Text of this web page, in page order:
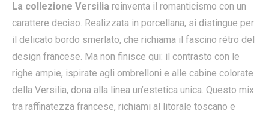
La collezione Versilia reinventa il romanticismo con un
carattere deciso. Realizzata in porcellana, si distingue per
il delicato bordo smerlato, che richiama il fascino rétro del
design francese. Ma non finisce qui: il contrasto con le
righe ampie, ispirate agli ombrelloni e alle cabine colorate
della Versilia, dona alla linea un’estetica unica. Questo mix
tra raffinatezza francese, richiami al litorale toscano e